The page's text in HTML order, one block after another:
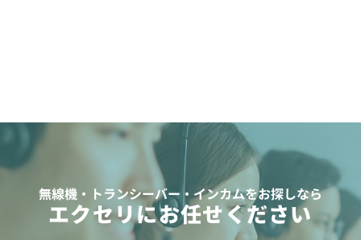
無線機・トランシーバー・インカムをお探しなら
エクセリにお任せください